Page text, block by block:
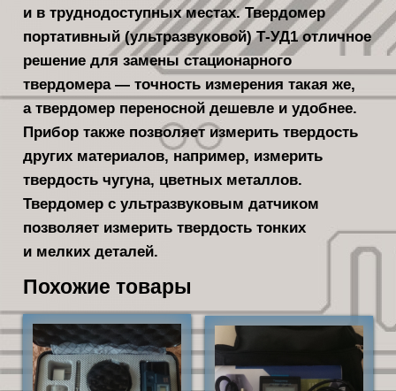
и в труднодоступных местах. Твердомер
портативный (ультразвуковой) Т-УД1 отличное
решение для замены стационарного
твердомера — точность измерения такая же,
а твердомер переносной дешевле и удобнее.
Прибор также позволяет измерить твердость
других материалов, например, измерить
твердость чугуна, цветных металлов.
Твердомер с ультразвуковым датчиком
позволяет измерить твердость тонких
и мелких деталей.
Похожие товары